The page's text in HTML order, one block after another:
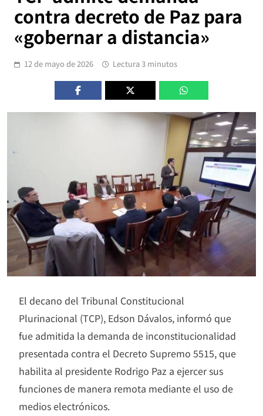
contra decreto de Paz para
«gobernar a distancia»
12 de mayo de 2026 Lectura 3 minutos
El decano del Tribunal Constitucional
Plurinacional (TCP), Edson Dávalos, informó que
fue admitida la demanda de inconstitucionalidad
presentada contra el Decreto Supremo 5515, que
habilita al presidente Rodrigo Paz a ejercer sus
funciones de manera remota mediante el uso de
medios electrónicos.